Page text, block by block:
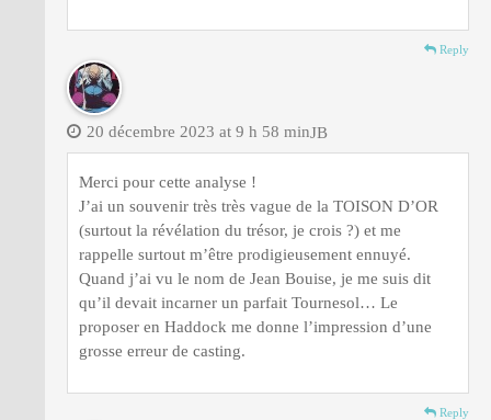
Reply
JB
20 décembre 2023 at 9 h 58 min
Merci pour cette analyse !
J’ai un souvenir très très vague de la TOISON D’OR
(surtout la révélation du trésor, je crois ?) et me
rappelle surtout m’être prodigieusement ennuyé.
Quand j’ai vu le nom de Jean Bouise, je me suis dit
qu’il devait incarner un parfait Tournesol… Le
proposer en Haddock me donne l’impression d’une
grosse erreur de casting.
Reply